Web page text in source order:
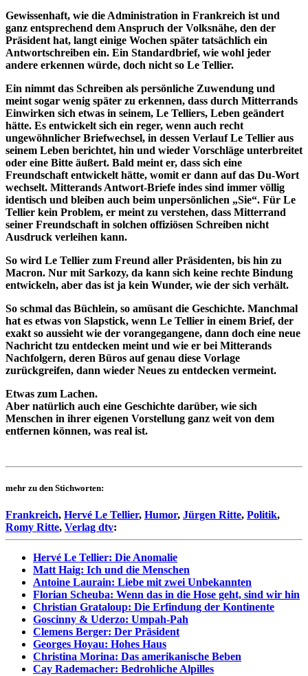
Gewissenhaft, wie die Administration in Frankreich ist und
ganz entsprechend dem Anspruch der Volksnähe, den der
Präsident hat, langt einige Wochen später tatsächlich ein
Antwortschreiben ein. Ein Standardbrief, wie wohl jeder
andere erkennen würde, doch nicht so Le Tellier.
Ein nimmt das Schreiben als persönliche Zuwendung und
meint sogar wenig später zu erkennen, dass durch Mitterrands
Einwirken sich etwas in seinem, Le Telliers, Leben geändert
hätte. Es entwickelt sich ein reger, wenn auch recht
ungewöhnlicher Briefwechsel, in dessen Verlauf Le Tellier aus
seinem Leben berichtet, hin und wieder Vorschläge unterbreitet
oder eine Bitte äußert. Bald meint er, dass sich eine
Freundschaft entwickelt hätte, womit er dann auf das Du-Wort
wechselt. Mitterands Antwort-Briefe indes sind immer völlig
identisch und bleiben auch beim unpersönlichen „Sie“. Für Le
Tellier kein Problem, er meint zu verstehen, dass Mitterrand
seiner Freundschaft in solchen offiziösen Schreiben nicht
Ausdruck verleihen kann.
So wird Le Tellier zum Freund aller Präsidenten, bis hin zu
Macron. Nur mit Sarkozy, da kann sich keine rechte Bindung
entwickeln, aber das ist ja kein Wunder, wie der sich verhält.
So schmal das Büchlein, so amüsant die Geschichte. Manchmal
hat es etwas von Slapstick, wenn Le Tellier in einem Brief, der
exakt so aussieht wie der vorangegangene, dann doch eine neue
Nachricht tzu entdecken meint und wie er bei Mitterands
Nachfolgern, deren Büros auf genau diese Vorlage
zurückgreifen, dann wieder Neues zu entdecken vermeint.
Etwas zum Lachen.
Aber natürlich auch eine Geschichte darüber, wie sich
Menschen in ihrer eigenen Vorstellung ganz weit von dem
entfernen können, was real ist.
mehr zu den Stichworten:
Frankreich, Hervé Le Tellier, Humor, Jürgen Ritte, Politik,
Romy Ritte, Verlag dtv:
Hervé Le Tellier: Die Anomalie
Matt Haig: Ich und die Menschen
Antoine Laurain: Liebe mit zwei Unbekannten
Florian Scheuba: Wenn das in die Hose geht, sind wir hin
Christian Grataloup: Die Erfindung der Kontinente
Goscinny & Uderzo: Umpah-Pah
Clemens Berger: Der Präsident
Georges Hoyau: Hohes Haus
Christina Morina: Das amerikanische Beben
Cay Rademacher: Bedrohliche Alpilles